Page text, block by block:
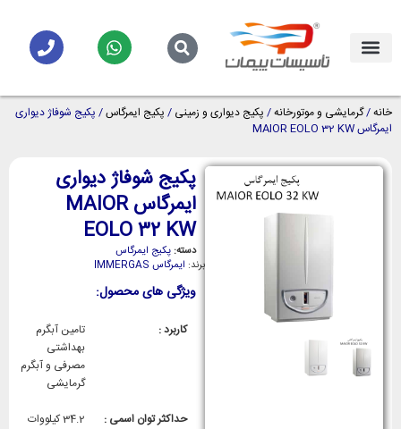
خانه/گرمایشی و موتورخانه/ پکیج دیواری و زمینی / پکیج ایمرگاس/ پکیج شوفاژ دیواری
ایمرگاس MAIOR EOLO 32 KW
پکیج شوفاژ دیواری
ایمرگاس MAIOR
EOLO 32 KW
دسته: پکیج ایمرگاس
برند: ایمرگاس IMMERGAS
ویژگی های محصول:
کاربرد :
تامین آبگرم
بهداشتی
مصرفی و آبگرم
گرمایشی
حداکثر توان اسمی :
34.2 کیلووات